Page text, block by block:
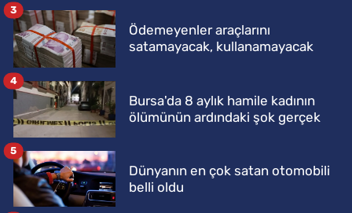
Ödemeyenler araçlarını
satamayacak, kullanamayacak
3
Bursa'da 8 aylık hamile kadının
ölümünün ardındaki şok gerçek
4
Dünyanın en çok satan otomobili
belli oldu
5